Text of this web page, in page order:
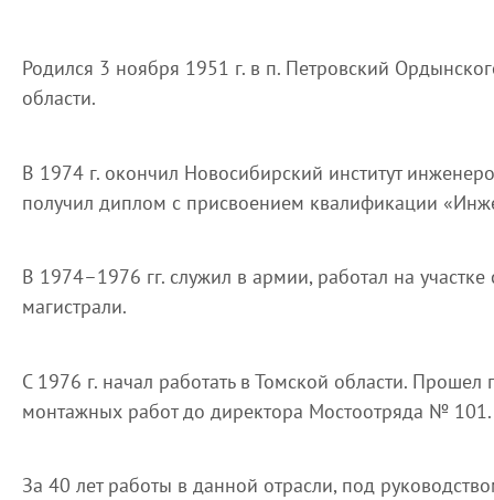
Родился 3 ноября 1951 г. в п. Петровский
области.
В 1974 г. окончил Новосибирский институт
получил диплом с присвоением квалификации
В 1974–1976 гг. служил в армии, работал на участке
магистрали.
С 1976 г. начал работать в Томской области. Прошел
монтажных работ до директора Мостоотряда № 101.
За 40 лет работы в данной отрасли, под